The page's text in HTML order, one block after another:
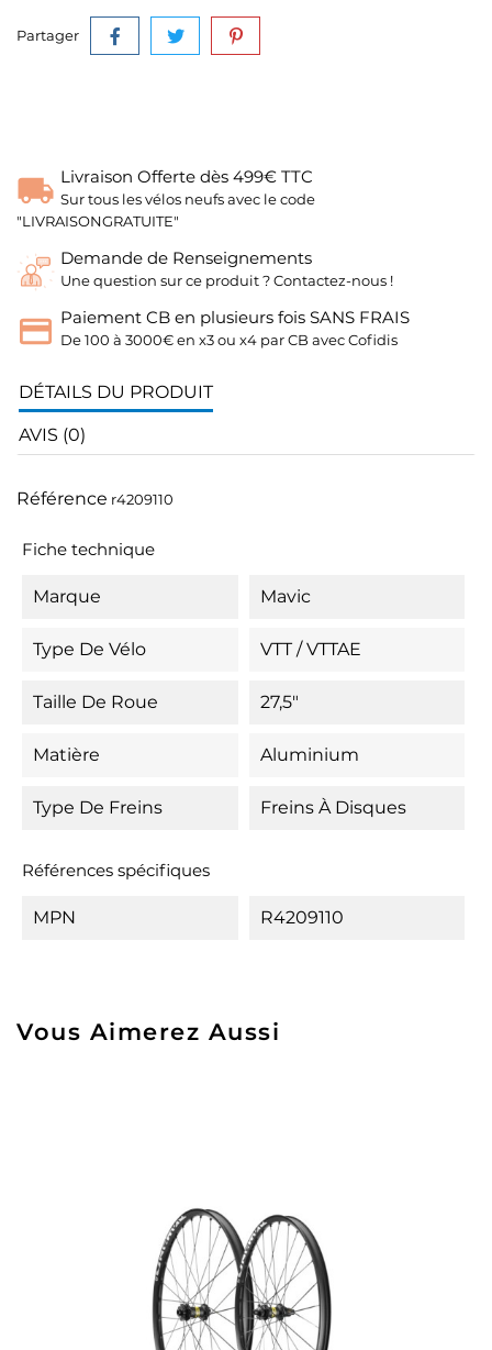
Partager
Livraison Offerte dès 499€ TTC
Sur tous les vélos neufs avec le code
"LIVRAISONGRATUITE"
Demande de Renseignements
Une question sur ce produit ? Contactez-nous !
Paiement CB en plusieurs fois SANS FRAIS
De 100 à 3000€ en x3 ou x4 par CB avec Cofidis
DÉTAILS DU PRODUIT
AVIS (0)
Référence r4209110
Fiche technique
Marque Mavic
Type De Vélo VTT / VTTAE
Taille De Roue 27,5"
Matière Aluminium
Type De Freins Freins À Disques
Références spécifiques
MPN R4209110
Vous Aimerez Aussi